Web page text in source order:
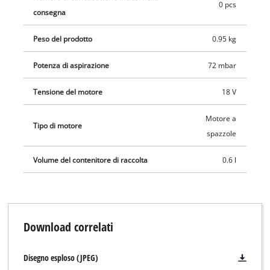
superfici di presa. Il filtro antisporco integrato può essere
pulito sotto l'acqua corrente e riutilizzato dopo che si è
asciugato completamente. La consegna non include la batteria
e il caricabatterie, che sono disponibili separatamente, per
esempio con il pratico Starter Kit.
consegna
0 pcs
Peso del prodotto 0.95 kg
Potenza di aspirazione 72 mbar
Tensione del motore 18 V
Tipo di motore
Motore a
spazzole
Volume del contenitore di raccolta 0.6 l
Download correlati
Disegno esploso (JPEG)